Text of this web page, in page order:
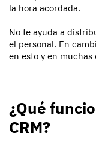
la hora acordada.
No te ayuda a
el personal. En
en esto y en muchas
¿Qué
CRM?